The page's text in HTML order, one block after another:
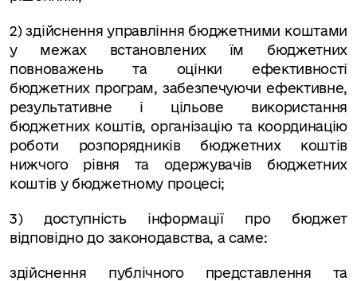
2) здійснення управління бюджетними коштами
у межах встановлених їм бюджетних
повноважень та оцінки ефективності
бюджетних програм, забезпечуючи ефективне,
результативне і цільове використання
бюджетних коштів, організацію та координацію
роботи розпорядників бюджетних коштів
нижчого рівня та одержувачів бюджетних
коштів у бюджетному процесі;
3) доступність інформації про бюджет
відповідно до законодавства, а саме:
здійснення публічного представлення та